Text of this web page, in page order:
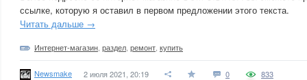
ссылке, которую я оставил в первом предложении этого текста.
Читать дальше →
Интернет-магазин раздел ремонт купить
Newsmake 2 июля 2021, 20:19 0 833